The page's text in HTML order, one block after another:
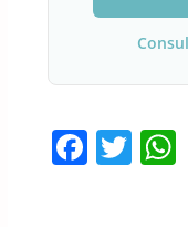
F T W